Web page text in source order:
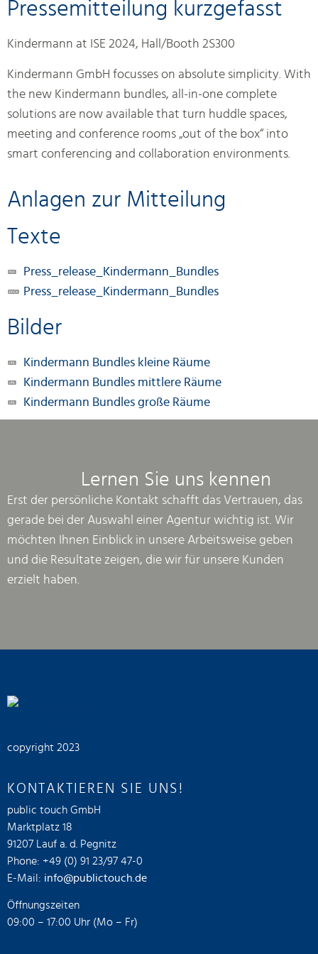
Pressemitteilung kurzgefasst
Kindermann at ISE 2024, Hall/Booth 2S300
Kindermann GmbH focusses on absolute simplicity. With
the new Kindermann bundles, all-in-one complete
solutions are now available that turn huddle spaces,
meeting and conference rooms „out of the box“ into
smart conferencing and collaboration environments.
Anlagen zur Mitteilung
Texte
Press_release_Kindermann_Bundles
Press_release_Kindermann_Bundles
Bilder
Kindermann Bundles kleine Räume
Kindermann Bundles mittlere Räume
Kindermann Bundles große Räume
Lernen Sie uns kennen
Erst der persönliche Kontakt schafft das Vertrauen, das
gerade bei der Auswahl einer Agentur wichtig ist. Wir
möchten Ihnen Einblick in unsere Arbeitsweise geben
und die Resultate zeigen, die wir für unsere Kunden
erzielt haben.
copyright 2023
KONTAKTIEREN SIE UNS!
public touch GmbH
Marktplatz 18
91207 Lauf a. d. Pegnitz
Phone: +49 (0) 91 23/97 47-0
E-Mail: info@publictouch.de
Öffnungszeiten
09:00 – 17:00 Uhr (Mo – Fr)